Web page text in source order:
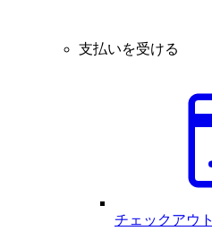
支払いを受ける
チェックアウト